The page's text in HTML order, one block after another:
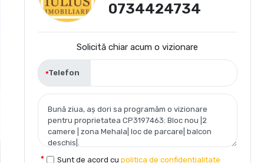
0734424734
Solicită chiar acum o vizionare
Telefon
Sunt de acord cu politica de confidențialitate